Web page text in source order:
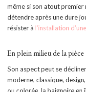
même si son atout premier
détendre après une dure
résister à l’installation
En plein milieu de la pièce
Son aspect peut se
moderne, classique,